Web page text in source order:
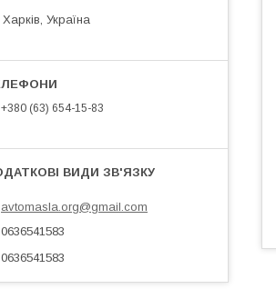
Харків, Україна
+380 (63) 654-15-83
avtomasla.org@gmail.com
0636541583
0636541583